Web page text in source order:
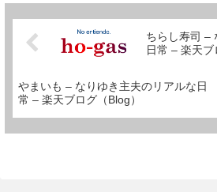
ちらし寿司 –
日常 – 楽天ブ
やまいも – なりゆき主夫のリアルな日
常 – 楽天ブログ（Blog）